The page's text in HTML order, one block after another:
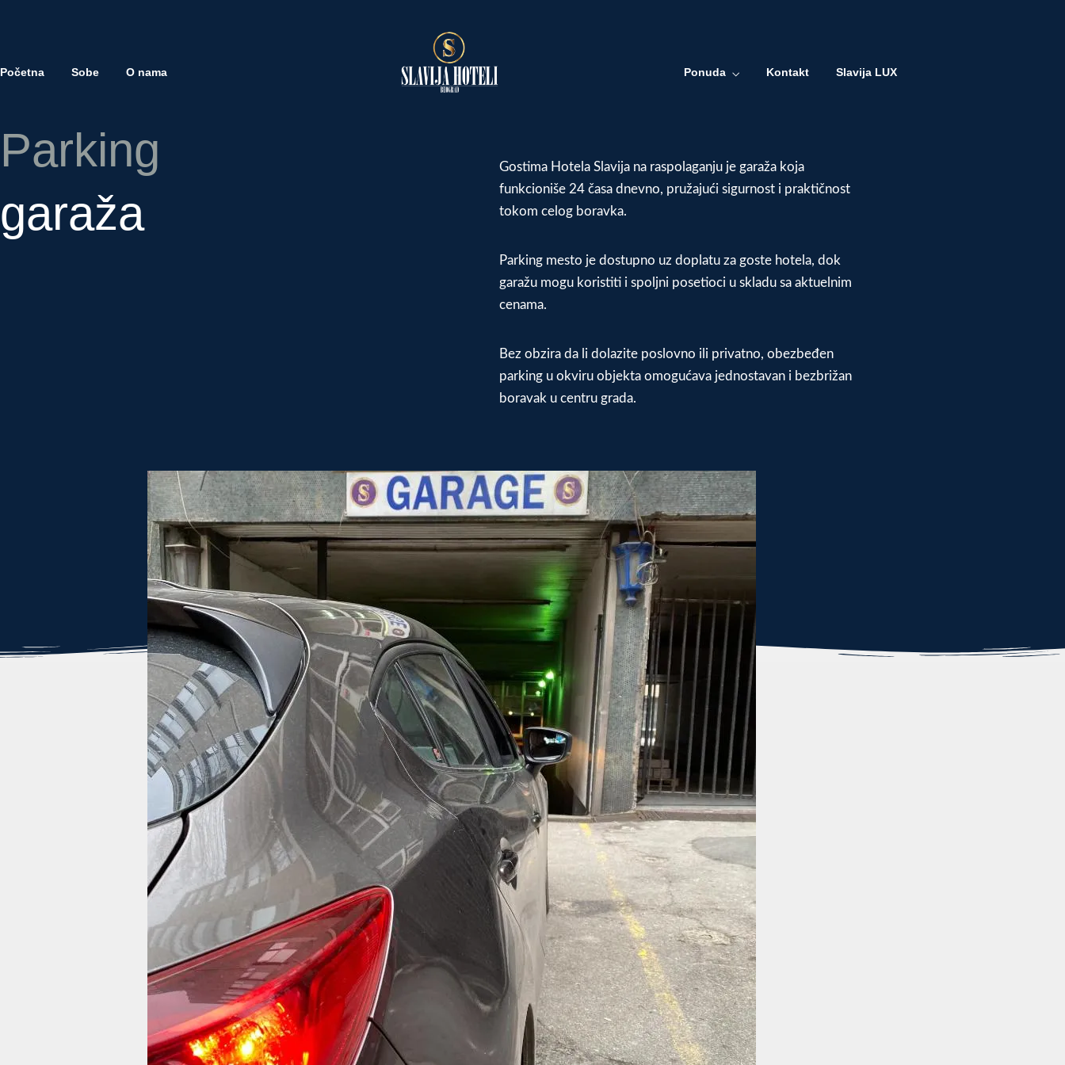
Početna Sobe O nama Ponuda Kontakt Slavija LUX
Parking
garaža
Gostima Hotela Slavija na raspolaganju je garaža koja
funkcioniše 24 časa dnevno, pružajući sigurnost i praktičnost
tokom celog boravka.
Parking mesto je dostupno uz doplatu za goste hotela, dok
garažu mogu koristiti i spoljni posetioci u skladu sa aktuelnim
cenama.
Bez obzira da li dolazite poslovno ili privatno, obezbeđen
parking u okviru objekta omogućava jednostavan i bezbrižan
boravak u centru grada.